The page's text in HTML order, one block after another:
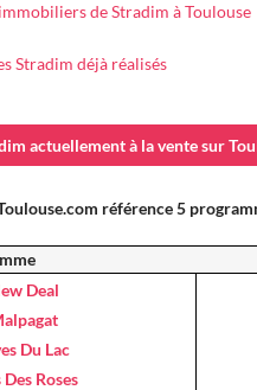
de Stradim à Toulouse
Stradim déjà réalisés
actuellement à la vente sur
référence 5
Deal
Du Lac
Roses